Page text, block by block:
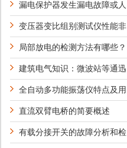
漏电保护器发生漏电故障或人
体触电时实施保护
变压器变比组别测试仪性能非
常优良
局部放电的检测方法有哪些？
建筑电气知识：微波站等通迅
枢纽建筑物的防雷规定
全自动多功能振荡仪特点及用
途，你知道吗？
直流双臂电桥的简要概述
有载分接开关的故障分析和检